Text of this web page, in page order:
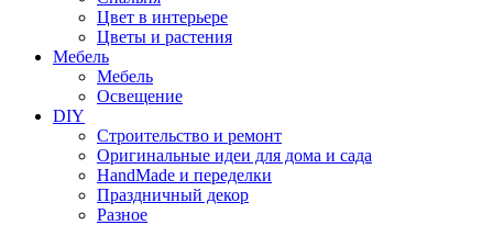
Цвет в интерьере
Цветы и растения
Мебель
Мебель
Освещение
DIY
Строительство и ремонт
Оригинальные идеи для дома и сада
HandMade и переделки
Праздничный декор
Разное